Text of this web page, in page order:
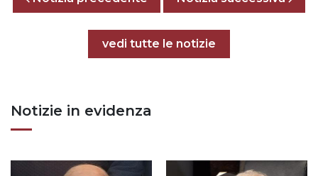
Tutte le notizie
vedi tutte le notizie
Notizie in evidenza